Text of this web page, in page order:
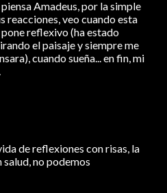
Amadeus, por la simple
reacciones, veo cuando esta
reflexivo (ha estado
el paisaje y siempre me
cuando sueña... en fin, mi
de reflexiones con risas, la
salud, no podemos